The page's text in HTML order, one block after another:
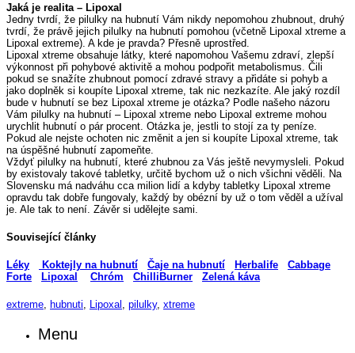
Jaká je realita – Lipoxal
Jedny tvrdí, že pilulky na hubnutí Vám nikdy nepomohou zhubnout, druhý
tvrdí, že právě jejich pilulky na hubnutí pomohou (včetně Lipoxal xtreme a
Lipoxal extreme). A kde je pravda? Přesně uprostřed.
Lipoxal xtreme obsahuje látky, které napomohou Vašemu zdraví, zlepší
výkonnost při pohybové aktivitě a mohou podpořit metabolismus. Čili
pokud se snažíte zhubnout pomocí zdravé stravy a přidáte si pohyb a
jako doplněk si koupíte Lipoxal xtreme, tak nic nezkazíte. Ale jaký rozdíl
bude v hubnutí se bez Lipoxal xtreme je otázka? Podle našeho názoru
Vám pilulky na hubnutí – Lipoxal xtreme nebo Lipoxal extreme mohou
urychlit hubnutí o pár procent. Otázka je, jestli to stojí za ty peníze.
Pokud ale nejste ochoten nic změnit a jen si koupíte Lipoxal xtreme, tak
na úspěšné hubnutí zapomeňte.
Vždyť pilulky na hubnutí, které zhubnou za Vás ještě nevymysleli. Pokud
by existovaly takové tabletky, určitě bychom už o nich všichni věděli. Na
Slovensku má nadváhu cca milion lidí a kdyby tabletky Lipoxal xtreme
opravdu tak dobře fungovaly, každý by obézní by už o tom věděl a užíval
je. Ale tak to není. Závěr si udělejte sami.
Související články
Léky Koktejly na hubnutí Čaje na hubnutí Herbalife
Cabbage
Forte
Lipoxal Chróm ChilliBurner Zelená káva
extreme hubnuti Lipoxal pilulky, xtreme
Menu